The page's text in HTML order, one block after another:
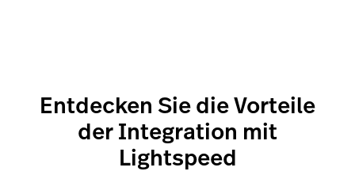
Entdecken Sie die Vorteile
der Integration mit
Lightspeed